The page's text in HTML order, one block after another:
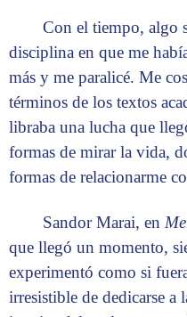
Con el tiempo, algo
disciplina en que me
más y me paralicé. Me
términos de los textos
libraba una lucha que
formas de mirar la vida,
formas de relacionarme
Sandor Marai, en
que llegó un momento,
experimentó como si
irresistible de dedicarse a